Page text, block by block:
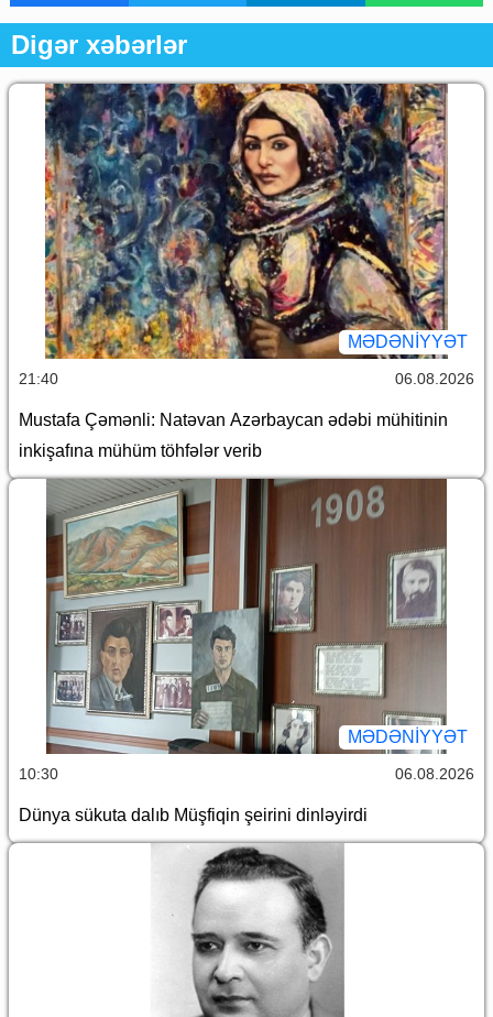
Digər xəbərlər
MƏDƏNIYYƏT
21:40 06.08.2026
Mustafa Çəmənli: Natəvan Azərbaycan ədəbi mühitinin
inkişafına mühüm töhfələr verib
MƏDƏNIYYƏT
10:30 06.08.2026
Dünya sükuta dalıb Müşfiqin şeirini dinləyirdi